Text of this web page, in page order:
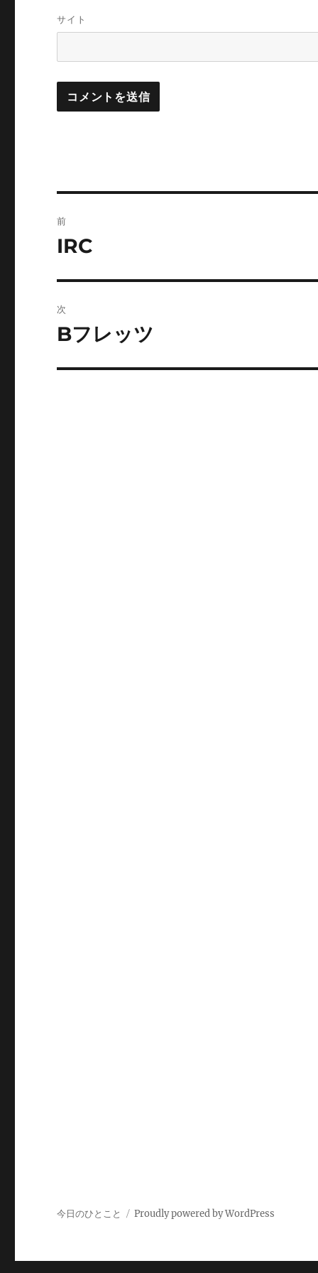
サイト
稿
ゲ
前
前
投
稿:
IRC
次
次
投
Bフレッツ
今日のひとこと Proudly powered by WordPress